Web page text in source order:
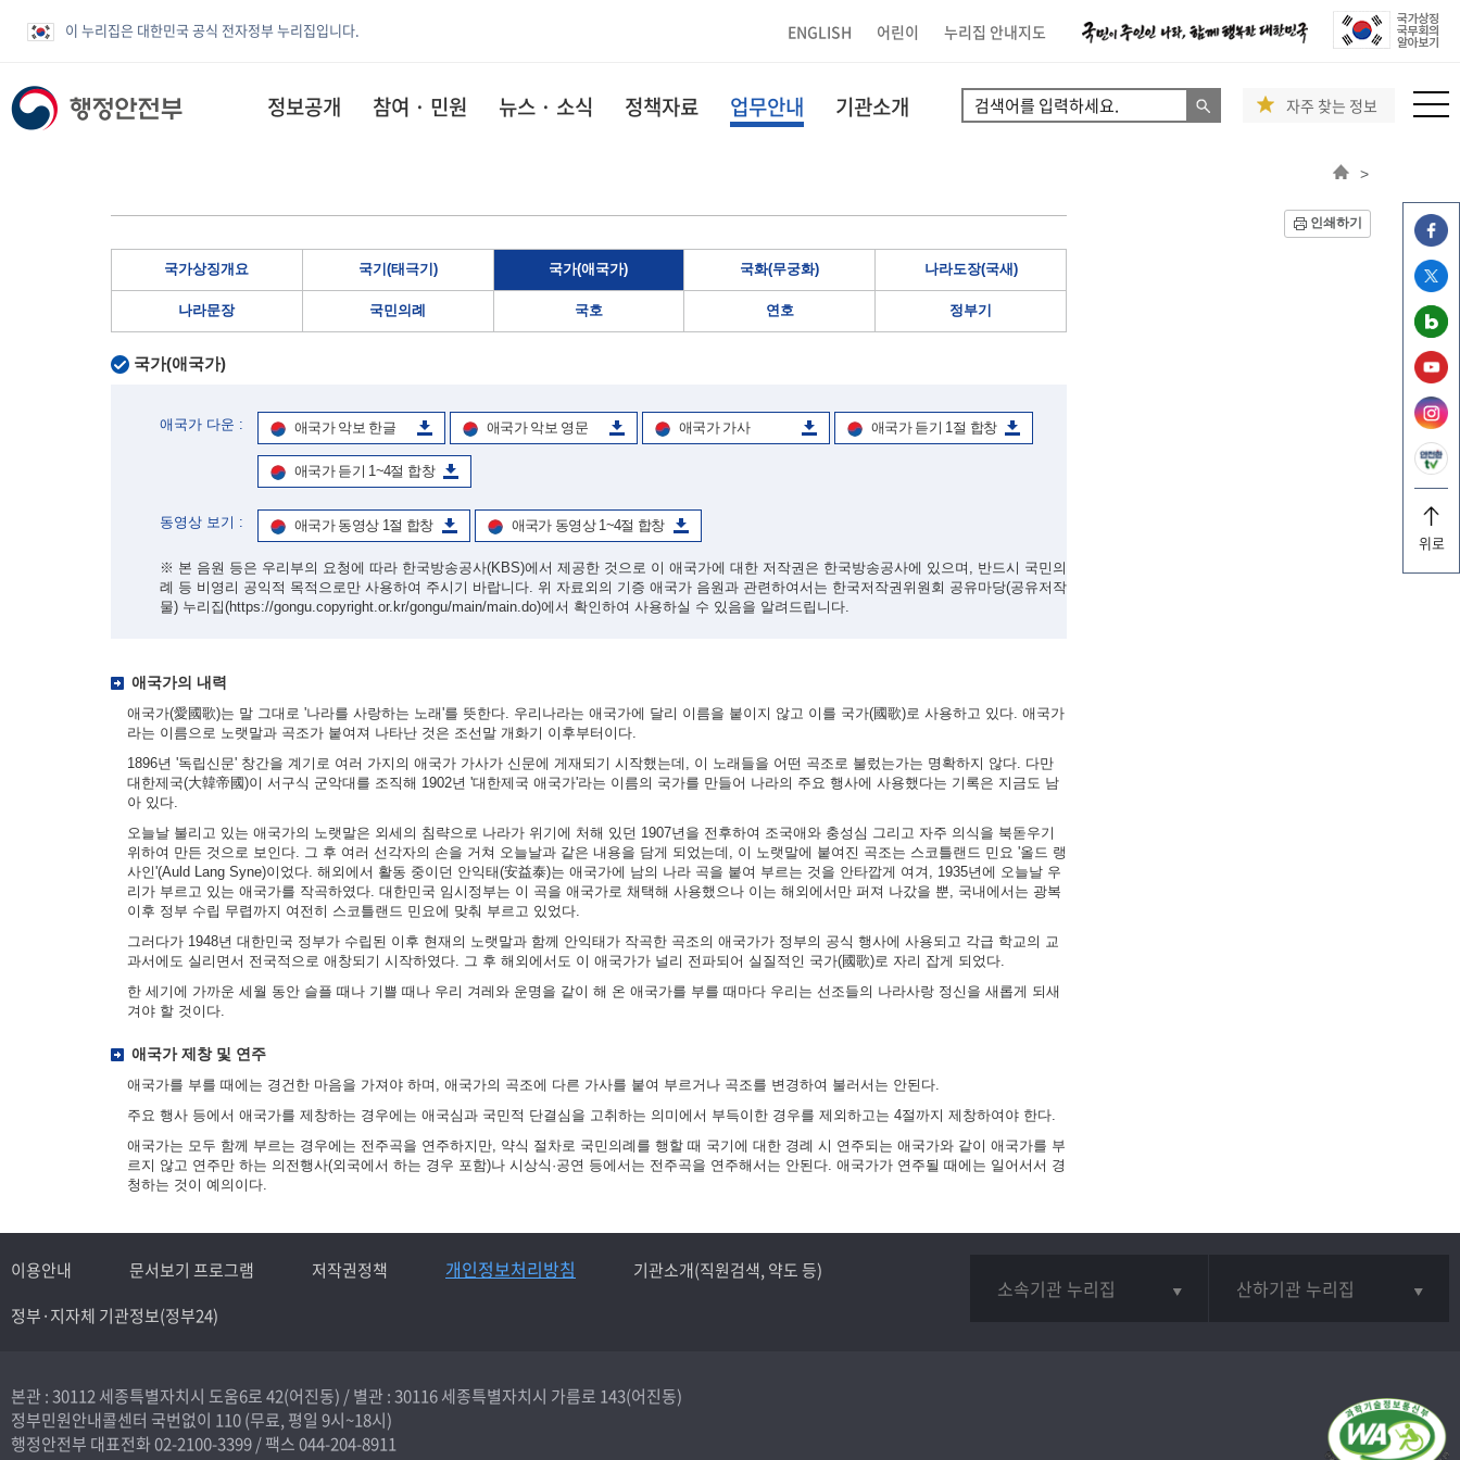
이 누리집은 대한민국 공식 전자정부 누리집입니다. ENGLISH 어린이 누리집 안내지도
위로
정보공개 참여 · 민원 뉴스 · 소식 정책자료 업무안내 기관소개 자주 찾는 정보
>
인쇄하기
국가상징개요 국기(태극기) 국가(애국가) 국화(무궁화) 나라도장(국새)
나라문장 국민의례 국호 연호 정부기
국가(애국가)
애국가 다운 : 애국가 악보 한글 애국가 악보 영문 애국가 가사 애국가 듣기 1절 합창
애국가 듣기 1~4절 합창
동영상 보기 : 애국가 동영상 1절 합창 애국가 동영상 1~4절 합창
※ 본 음원 등은 우리부의 요청에 따라 한국방송공사(KBS)에서 제공한 것으로 이 애국가에 대한 저작권은 한국방송공사에 있으며, 반드시 국민의
례 등 비영리 공익적 목적으로만 사용하여 주시기 바랍니다. 위 자료외의 기증 애국가 음원과 관련하여서는 한국저작권위원회 공유마당(공유저작
물) 누리집(https://gongu.copyright.or.kr/gongu/main/main.do)에서 확인하여 사용하실 수 있음을 알려드립니다.
애국가의 내력
애국가(愛國歌)는 말 그대로 '나라를 사랑하는 노래'를 뜻한다. 우리나라는 애국가에 달리 이름을 붙이지 않고 이를 국가(國歌)로 사용하고 있다. 애국가
라는 이름으로 노랫말과 곡조가 붙여져 나타난 것은 조선말 개화기 이후부터이다.
1896년 '독립신문' 창간을 계기로 여러 가지의 애국가 가사가 신문에 게재되기 시작했는데, 이 노래들을 어떤 곡조로 불렀는가는 명확하지 않다. 다만
대한제국(大韓帝國)이 서구식 군악대를 조직해 1902년 '대한제국 애국가'라는 이름의 국가를 만들어 나라의 주요 행사에 사용했다는 기록은 지금도 남
아 있다.
오늘날 불리고 있는 애국가의 노랫말은 외세의 침략으로 나라가 위기에 처해 있던 1907년을 전후하여 조국애와 충성심 그리고 자주 의식을 북돋우기
위하여 만든 것으로 보인다. 그 후 여러 선각자의 손을 거쳐 오늘날과 같은 내용을 담게 되었는데, 이 노랫말에 붙여진 곡조는 스코틀랜드 민요 '올드 랭
사인'(Auld Lang Syne)이었다. 해외에서 활동 중이던 안익태(安益泰)는 애국가에 남의 나라 곡을 붙여 부르는 것을 안타깝게 여겨, 1935년에 오늘날 우
리가 부르고 있는 애국가를 작곡하였다. 대한민국 임시정부는 이 곡을 애국가로 채택해 사용했으나 이는 해외에서만 퍼져 나갔을 뿐, 국내에서는 광복
이후 정부 수립 무렵까지 여전히 스코틀랜드 민요에 맞춰 부르고 있었다.
그러다가 1948년 대한민국 정부가 수립된 이후 현재의 노랫말과 함께 안익태가 작곡한 곡조의 애국가가 정부의 공식 행사에 사용되고 각급 학교의 교
과서에도 실리면서 전국적으로 애창되기 시작하였다. 그 후 해외에서도 이 애국가가 널리 전파되어 실질적인 국가(國歌)로 자리 잡게 되었다.
한 세기에 가까운 세월 동안 슬플 때나 기쁠 때나 우리 겨레와 운명을 같이 해 온 애국가를 부를 때마다 우리는 선조들의 나라사랑 정신을 새롭게 되새
겨야 할 것이다.
애국가 제창 및 연주
애국가를 부를 때에는 경건한 마음을 가져야 하며, 애국가의 곡조에 다른 가사를 붙여 부르거나 곡조를 변경하여 불러서는 안된다.
주요 행사 등에서 애국가를 제창하는 경우에는 애국심과 국민적 단결심을 고취하는 의미에서 부득이한 경우를 제외하고는 4절까지 제창하여야 한다.
애국가는 모두 함께 부르는 경우에는 전주곡을 연주하지만, 약식 절차로 국민의례를 행할 때 국기에 대한 경례 시 연주되는 애국가와 같이 애국가를 부
르지 않고 연주만 하는 의전행사(외국에서 하는 경우 포함)나 시상식·공연 등에서는 전주곡을 연주해서는 안된다. 애국가가 연주될 때에는 일어서서 경
청하는 것이 예의이다.
이용안내 문서보기 프로그램 저작권정책 개인정보처리방침
기관소개(직원검색, 약도 등)
정부·지자체 기관정보(정부24)
소속기관 누리집 산하기관 누리집
본관 : 30112 세종특별자치시 도움6로 42(어진동) /별관 : 30116 세종특별자치시 가름로 143(어진동)
정부민원안내콜센터 국번없이 110(무료, 평일 9시~18시)
행정안전부 대표전화02-2100-3399/ 팩스 044-204-8911